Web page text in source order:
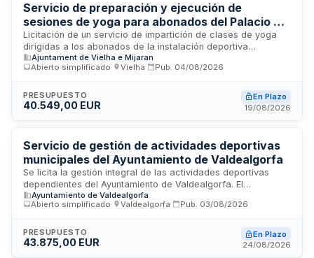
Servicio de preparación y ejecución de
sesiones de yoga para abonados del Palacio de
Hielo municipal
Licitación de un servicio de impartición de clases de yoga
dirigidas a los abonados de la instalación deportiva
municipal Palacio de Hielo. El contrato incluye la preparación
y ejecución de sesiones de una hora diaria en horario de
realización de la actividad y estiramientos pasivos. El
servicio se desarrollará durante los cursos escolares
abierto simplificado basado en el criterio de mejor relación
calidad-precio.
Ajuntament de Vielha e Mijaran
Abierto simplificado
Vielha Pub. 04/08/2026
PRESUPUESTO
40.549,00 EUR
En Plazo
19/08/2026
Servicio de gestión de actividades deportivas
municipales del Ayuntamiento de Valdealgorfa
Se licita la gestión integral de las actividades deportivas
dependientes del Ayuntamiento de Valdealgorfa. El
adjudicatario será responsable de la organización,
coordinación y ejecución de las sesiones deportivas,
servicio requiere una disponibilidad de quince horas
semanales y la contratación de personal que cumpla con los
Ayuntamiento de Valdealgorfa
Abierto simplificado
Valdealgorfa Pub. 03/08/2026
PRESUPUESTO
43.875,00 EUR
En Plazo
24/08/2026